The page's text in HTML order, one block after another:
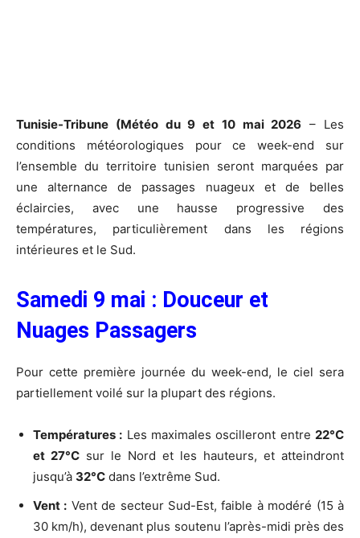
Tunisie-Tribune (Météo du 9 et 10 mai 2026 – Les
conditions météorologiques pour ce week-end sur
l’ensemble du territoire tunisien seront marquées par
une alternance de passages nuageux et de belles
éclaircies, avec une hausse progressive des
températures, particulièrement dans les régions
intérieures et le Sud.
Samedi 9 mai : Douceur et
Nuages Passagers
Pour cette première journée du week-end, le ciel sera
partiellement voilé sur la plupart des régions.
Températures : Les maximales oscilleront entre 22°C
et 27°C sur le Nord et les hauteurs, et atteindront
jusqu’à 32°C dans l’extrême Sud.
Vent : Vent de secteur Sud-Est, faible à modéré (15 à
30 km/h), devenant plus soutenu l’après-midi près des